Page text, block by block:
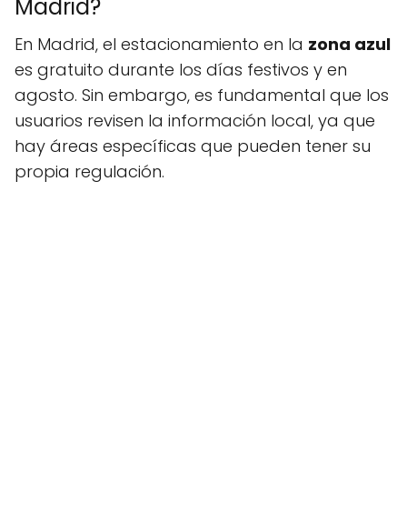
Madrid?
En Madrid, el estacionamiento en la zona azul
es gratuito durante los días festivos y en
agosto. Sin embargo, es fundamental que los
usuarios revisen la información local, ya que
hay áreas específicas que pueden tener su
propia regulación.